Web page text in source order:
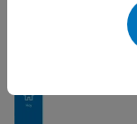
Otra cosa que te